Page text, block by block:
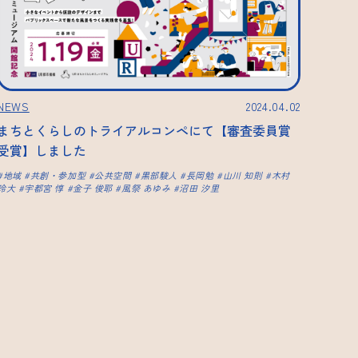
2024.04.02
ちとくらしのトライアルコンペにて【審査委員賞
賞】しました
地域 共創・参加型 公共空間 黒部駿人 長岡勉 山川 知則
木村
大
宇都宮 惇 金子 俊耶 風祭 あゆみ 沼田 汐里